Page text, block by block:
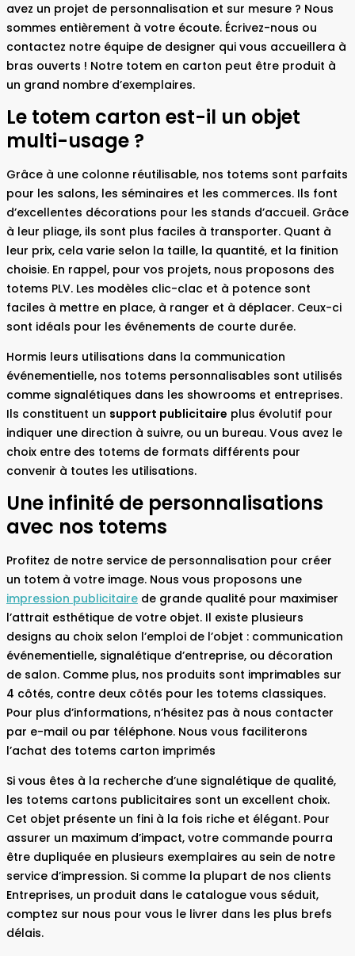
avez un projet de personnalisation et sur mesure ? Nous
sommes entièrement à votre écoute. Écrivez-nous ou
contactez notre équipe de designer qui vous accueillera à
bras ouverts ! Notre totem en carton peut être produit à
un grand nombre d’exemplaires.
Le totem carton est-il un objet
multi-usage ?
Grâce à une colonne réutilisable, nos totems sont parfaits
pour les salons, les séminaires et les commerces. Ils font
d’excellentes décorations pour les stands d’accueil. Grâce
à leur pliage, ils sont plus faciles à transporter. Quant à
leur prix, cela varie selon la taille, la quantité, et la finition
choisie. En rappel, pour vos projets, nous proposons des
totems PLV. Les modèles clic-clac et à potence sont
faciles à mettre en place, à ranger et à déplacer. Ceux-ci
sont idéals pour les événements de courte durée.
Hormis leurs utilisations dans la communication
événementielle, nos totems personnalisables sont utilisés
comme signalétiques dans les showrooms et entreprises.
Ils constituent un support publicitaire plus évolutif pour
indiquer une direction à suivre, ou un bureau. Vous avez le
choix entre des totems de formats différents pour
convenir à toutes les utilisations.
Une infinité de personnalisations
avec nos totems
Profitez de notre service de personnalisation pour créer
un totem à votre image. Nous vous proposons une
impression publicitaire de grande qualité pour maximiser
l’attrait esthétique de votre objet. Il existe plusieurs
designs au choix selon l’emploi de l’objet : communication
événementielle, signalétique d’entreprise, ou décoration
de salon. Comme plus, nos produits sont imprimables sur
4 côtés, contre deux côtés pour les totems classiques.
Pour plus d’informations, n’hésitez pas à nous contacter
par e-mail ou par téléphone. Nous vous faciliterons
l’achat des totems carton imprimés
Si vous êtes à la recherche d’une signalétique de qualité,
les totems cartons publicitaires sont un excellent choix.
Cet objet présente un fini à la fois riche et élégant. Pour
assurer un maximum d’impact, votre commande pourra
être dupliquée en plusieurs exemplaires au sein de notre
service d’impression. Si comme la plupart de nos clients
Entreprises, un produit dans le catalogue vous séduit,
comptez sur nous pour vous le livrer dans les plus brefs
délais.